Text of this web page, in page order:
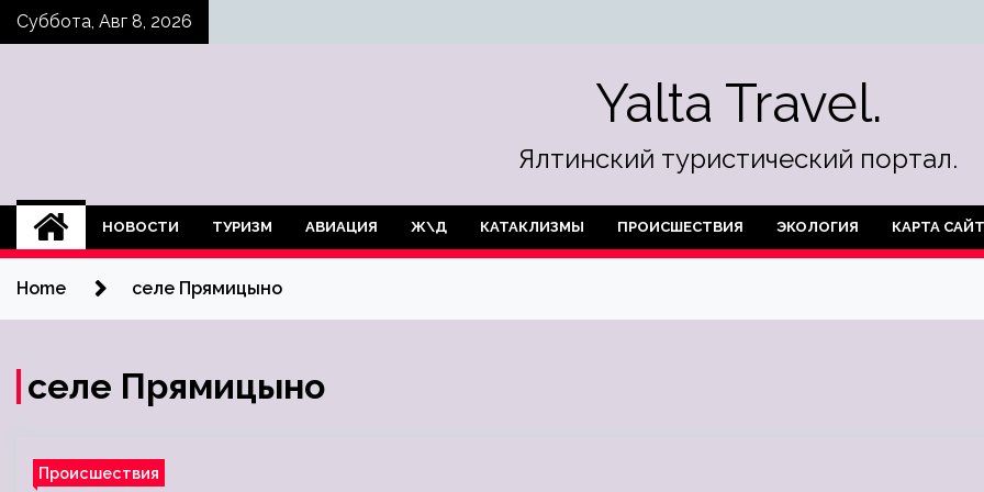
SkipСуббота, Авг 8, 2026
Yalta Travel.
Ялтинский туристический портал.
НОВОСТИ ТУРИЗМ АВИАЦИЯ Ж\Д КАТАКЛИЗМЫ ПРОИСШЕСТВИЯ ЭКОЛОГИЯ КАРТА
Home селе Прямицыно
селе Прямицыно
Происшествия